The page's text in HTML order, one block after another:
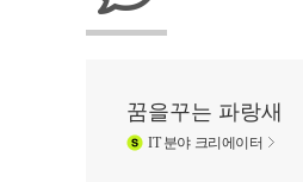
꿈을꾸는 파랑새
IT분야 크리에이터